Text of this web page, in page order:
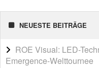
NEUESTE BEITRÄGE
ROE Visual: LED-
Emergence-Welttournee